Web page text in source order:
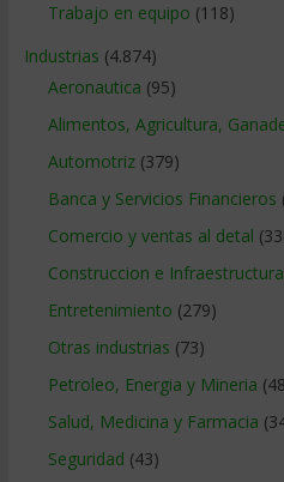
Trabajo en equipo (118)
Industrias (4.874)
Aeronautica (95)
Alimentos, Agricultura,
Automotriz(379)
Banca y Servicios Financieros
Comercio y ventas al detal
Construccion e Infraestructura
Entretenimiento (279)
Otras industrias (73)
Petroleo, Energia y Mineria
Salud, Medicina y Farmacia
Seguridad (43)